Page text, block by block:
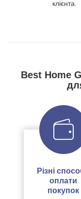
клієнта.
Best Home
Різні
оплати
покупок